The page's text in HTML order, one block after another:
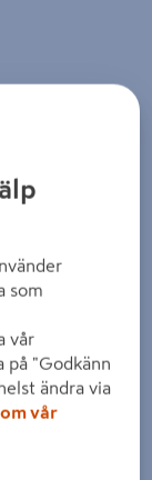
som
vår
på "Godkänn
ändra via
vår